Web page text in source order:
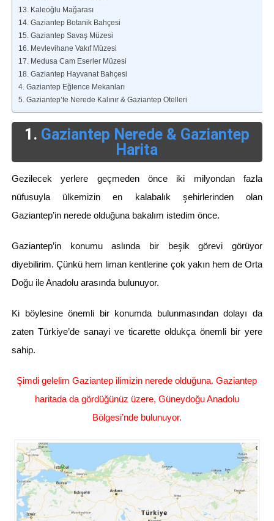
13. Kaleoğlu Mağarası
14. Gaziantep Botanik Bahçesi
15. Gaziantep Savaş Müzesi
16. Mevlevihane Vakıf Müzesi
17. Medusa Cam Eserler Müzesi
18. Gaziantep Hayvanat Bahçesi
4. Gaziantep Eğlence Mekanları
5. Gaziantep’te Nerede Kalınır & Gaziantep Otelleri
1. Gaziantep Nerede & Gaziantep
Harita
Gezilecek yerlere geçmeden önce iki milyondan fazla
nüfusuyla ülkemizin en kalabalık şehirlerinden olan
Gaziantep’in nerede olduğuna bakalım istedim önce.
Gaziantep’in konumu aslında bir beşik görevi görüyor
diyebilirim. Çünkü hem liman kentlerine çok yakın hem de Orta
Doğu ile Anadolu arasında bulunuyor.
Ki böylesine önemli bir konumda bulunmasından dolayı da
zaten Türkiye’de sanayi ve ticarette oldukça önemli bir yere
sahip.
Şimdi gelelim Gaziantep ilimizin nerede olduğuna. Gaziantep
haritada da gördüğünüz üzere, Güneydoğu Anadolu
Bölgesi’nde bulunuyor.